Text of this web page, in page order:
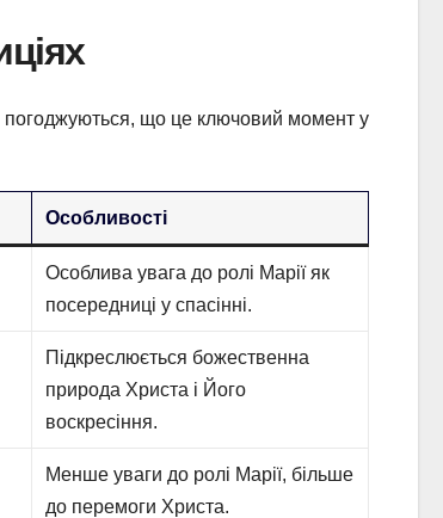
погоджуються, що це ключовий момент у
Особливості
Особлива увага до ролі Марії як
посередниці у спасінні.
Підкреслюється божественна
природа Христа і Його
воскресіння.
Менше уваги до ролі Марії, більше
до перемоги Христа.